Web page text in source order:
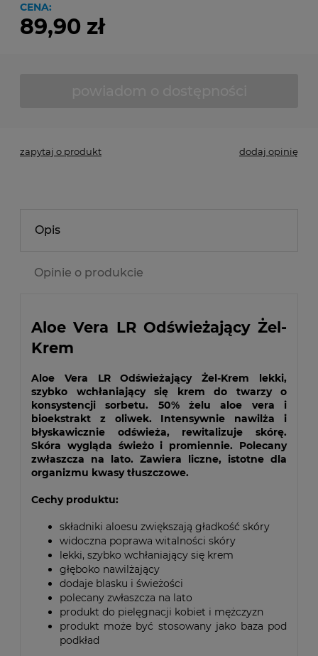
CENA:
89,90 zł
zapytaj o produkt dodaj opinię
Opis
Opinie o produkcie
Aloe Vera LR Odświeżający Żel-
Krem
Aloe Vera LR Odświeżający Żel-Krem lekki,
szybko wchłaniający się krem do twarzy o
konsystencji sorbetu. 50% żelu aloe vera i
bioekstrakt z oliwek. Intensywnie nawilża i
błyskawicznie odświeża, rewitalizuje skórę.
Skóra wygląda świeżo i promiennie. Polecany
zwłaszcza na lato. Zawiera liczne, istotne dla
organizmu kwasy tłuszczowe.
Cechy produktu:
składniki aloesu zwiększają gładkość skóry
widoczna poprawa witalności skóry
lekki, szybko wchłaniający się krem
głęboko nawilżający
dodaje blasku i świeżości
polecany zwłaszcza na lato
produkt do pielęgnacji kobiet i mężczyzn
produkt może być stosowany jako baza pod
podkład